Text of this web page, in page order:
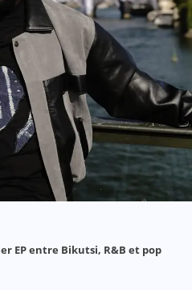
EP entre Bikutsi, R&B et pop